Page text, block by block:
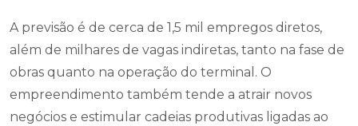
A previsão é de cerca de 1,5 mil empregos diretos,
além de milhares de vagas indiretas, tanto na fase de
obras quanto na operação do terminal. O
empreendimento também tende a atrair novos
negócios e estimular cadeias produtivas ligadas ao